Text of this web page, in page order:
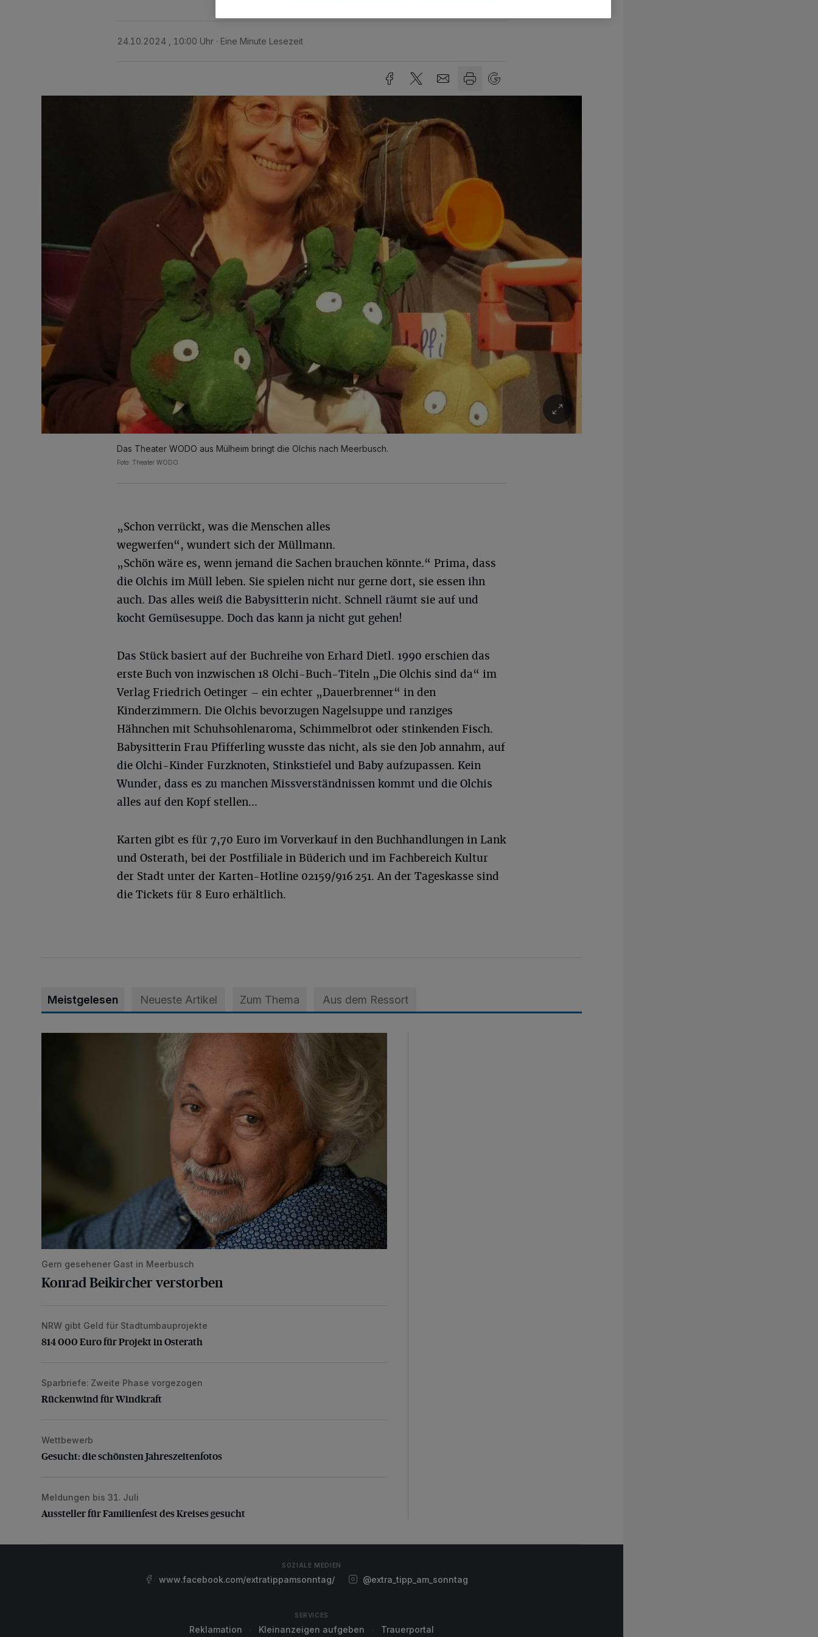
24.10.2024 , 10:00 Uhr Eine Minute Lesezeit
Das Theater WODO aus Mülheim bringt die Olchis nach Meerbusch.
Foto: Theater WODO
„Schon verrückt, was die Menschen alles
wegwerfen“, wundert sich der Müllmann.
„Schön wäre es, wenn jemand die Sachen brauchen könnte.“ Prima, dass
die Olchis im Müll leben. Sie spielen nicht nur gerne dort, sie essen ihn
auch. Das alles weiß die Babysitterin nicht. Schnell räumt sie auf und
kocht Gemüsesuppe. Doch das kann ja nicht gut gehen!
Das Stück basiert auf der Buchreihe von Erhard Dietl. 1990 erschien das
erste Buch von inzwischen 18 Olchi-Buch-Titeln „Die Olchis sind da“ im
Verlag Friedrich Oetinger – ein echter „Dauerbrenner“ in den
Kinderzimmern. Die Olchis bevorzugen Nagelsuppe und ranziges
Hähnchen mit Schuhsohlenaroma, Schimmelbrot oder stinkenden Fisch.
Babysitterin Frau Pfifferling wusste das nicht, als sie den Job annahm, auf
die Olchi-Kinder Furzknoten, Stinkstiefel und Baby aufzupassen. Kein
Wunder, dass es zu manchen Missverständnissen kommt und die Olchis
alles auf den Kopf stellen...
Karten gibt es für 7,70 Euro im Vorverkauf in den Buchhandlungen in Lank
und Osterath, bei der Postfiliale in Büderich und im Fachbereich Kultur
der Stadt unter der Karten-Hotline 02159/916 251. An der Tageskasse sind
die Tickets für 8 Euro erhältlich.
Meistgelesen Neueste Artikel Zum Thema Aus dem Ressort
Konrad Beikircher verstorben
Gern gesehener Gast in Meerbusch
Konrad Beikircher verstorben
814 000 Euro für Projekt in Osterath
NRW gibt Geld für Stadtumbauprojekte
814 000 Euro für Projekt in Osterath
Rückenwind für Windkraft
Sparbriefe: Zweite Phase vorgezogen
Rückenwind für Windkraft
Gesucht: die schönsten Jahreszeitenfotos
Wettbewerb
Gesucht: die schönsten Jahreszeitenfotos
Aussteller für Familienfest des Kreises gesucht
Meldungen bis 31. Juli
Aussteller für Familienfest des Kreises gesucht
SOZIALE MEDIEN
www.facebook.com/extratippamsonntag/ @extra_tipp_am_sonntag
SERVICES
Reklamation Kleinanzeigen aufgeben Trauerportal